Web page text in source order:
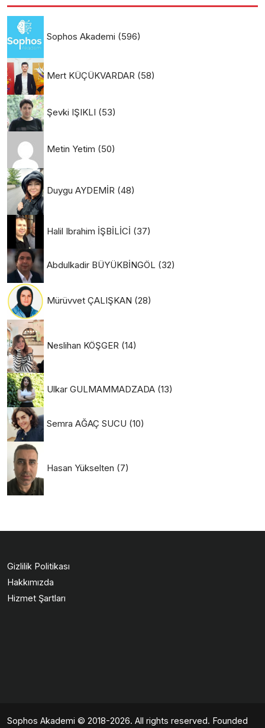
Sophos Akademi (596)
Mert KÜÇÜKVARDAR (58)
Şevki IŞIKLI (53)
Metin Yetim (50)
Duygu AYDEMİR (48)
Halil Ibrahim İŞBİLİCİ (37)
Abdulkadir BÜYÜKBİNGÖL (32)
Mürüvvet ÇALIŞKAN (28)
Neslihan KÖŞGER (14)
Ulkar GULMAMMADZADA (13)
Semra AĞAÇ SUCU (10)
Hasan Yükselten (7)
Gizlilik Politikası
Hakkımızda
Hizmet Şartları
Sophos Akademi © 2018-2026. All rights reserved. Founded